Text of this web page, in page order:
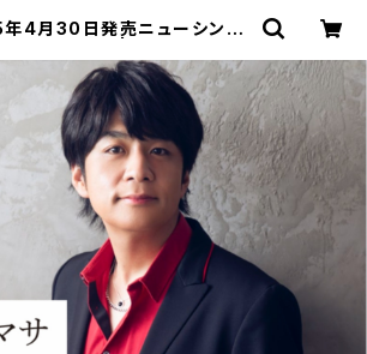
4月30日発売ニューシング
Official Online Sto
re